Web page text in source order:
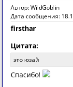
Автор: WildGoblin
Дата сообщения:
firsthar
Цитата:
это юзай
Спасибо!